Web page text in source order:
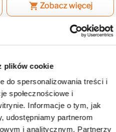
plików cookie
do spersonalizowania treści i
społecznościowe i
Informacje o tym, jak
udostępniamy partnerom
i analitycznym. Partnerzy
shopping_cart Zobacz więcej